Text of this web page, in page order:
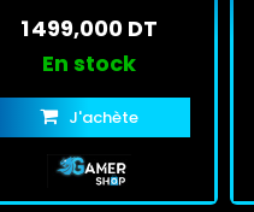
SSD Noir
1 499,000 DT
En stock
J'achète